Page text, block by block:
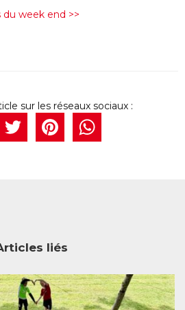
week end >>
Facebook
Twitter
liés